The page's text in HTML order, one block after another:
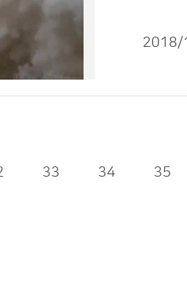
2018/
33 34 35